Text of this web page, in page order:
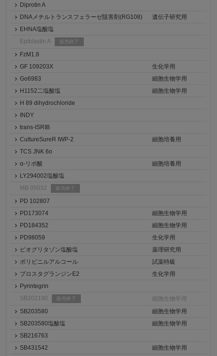
Diprotin A
DNAメチルトランスフェラーゼ阻害剤(RG108)
遺伝子研究用
EHNA塩酸塩
Epiblastin A
販売終了
FzM1.8
GF 109203X
生化学用
Go6983
細胞生物学用
H1152二塩酸塩
細胞生物学用
H 89 dihydrochloride
INDY
trans-ISRIB
CultureSureR IWP-2
細胞培養用
TCS JNK 6o
α-リポ酸
細胞培養用
LY294002塩酸塩
MB 05032
販売終了
PD 102807
PD173074
細胞生物学用
PD184352
細胞生物学用
PD98059
生化学用
ピオグリタゾン塩酸塩
薬理研究用
ポリビニルアルコール
試薬特級
プロスタグランジンE2
生化学用
Pyrintegrin
SB202190
販売終了
細胞生物学用
SB203580
細胞生物学用
SB203580塩酸塩
細胞生物学用
SB216763
SB431542
細胞生物学用